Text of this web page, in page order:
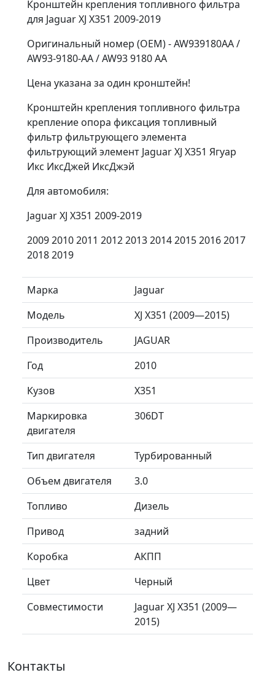
Кронштейн крепления топливного фильтра
для Jaguar XJ X351 2009-2019
Оригинальный номер (OEM) - AW939180AA /
AW93-9180-AA / AW93 9180 AA
Цена указана за один кронштейн!
Кронштейн крепления топливного фильтра
крепление опора фиксация топливный
фильтр фильтрующего элемента
фильтрующий элемент Jaguar XJ X351 Ягуар
Икс ИксДжей ИксДжэй
Для автомобиля:
Jaguar XJ X351 2009-2019
2009 2010 2011 2012 2013 2014 2015 2016 2017
2018 2019
Марка
Jaguar
Модель
XJ X351 (2009—2015)
Производитель
JAGUAR
Год
2010
Кузов
X351
Маркировка
двигателя
306DT
Тип двигателя
Турбированный
Объем двигателя
3.0
Топливо
Дизель
Привод
задний
Коробка
АКПП
Цвет
Черный
Совместимости
Jaguar XJ X351 (2009—
2015)
Контакты